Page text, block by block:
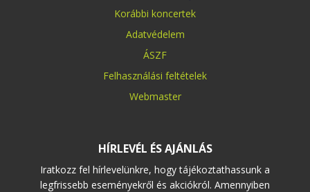
Korábbi koncertek
Adatvédelem
ÁSZF
Felhasználási feltételek
Webmaster
HÍRLEVÉL ÉS AJÁNLÁS
Iratkozz fel hírlevelünkre, hogy tájékoztathassunk a
legfrissebb eseményekről és akciókról. Amennyiben